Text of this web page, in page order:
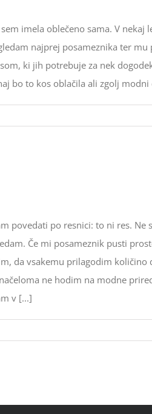
imela oblečeno sama. V
najprej posameznika ter
ki jih potrebuje za nek
bo to kos oblačila ali zgolj
povedati po resnici: to ni res.
Če mi posameznik pusti
da vsakemu prilagodim
ne hodim na modne
v [...]